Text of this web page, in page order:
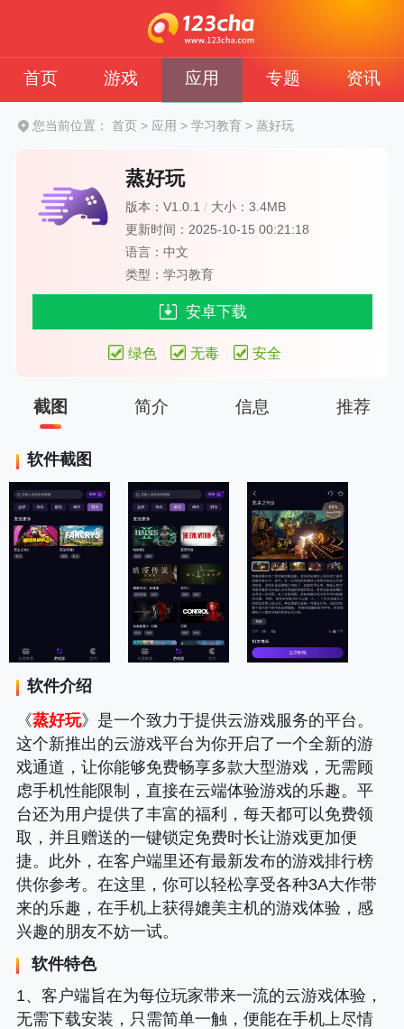
首页 游戏 应用 专题 资讯
您当前位置： 首页 > 应用 > 学习教育 >蒸好玩
蒸好玩
版本：V1.0.1/ 大小：3.4MB
更新时间：2025-10-15 00:21:18
语言：中文
类型：学习教育
安卓下载
绿色 无毒 安全
截图 简介 信息 推荐
软件截图
软件介绍
《蒸好玩》是一个致力于提供云游戏服务的平台。
这个新推出的云游戏平台为你开启了一个全新的游
戏通道，让你能够免费畅享多款大型游戏，无需顾
虑手机性能限制，直接在云端体验游戏的乐趣。平
台还为用户提供了丰富的福利，每天都可以免费领
取，并且赠送的一键锁定免费时长让游戏更加便
捷。此外，在客户端里还有最新发布的游戏排行榜
供你参考。在这里，你可以轻松享受各种3A大作带
来的乐趣，在手机上获得媲美主机的游戏体验，感
兴趣的朋友不妨一试。
软件特色
1、客户端旨在为每位玩家带来一流的云游戏体验，
无需下载安装，只需简单一触，便能在手机上尽情